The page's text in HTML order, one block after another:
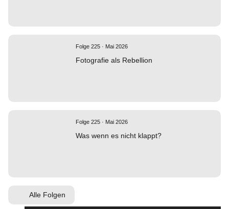
Folge 225 · Mai 2026
Fotografie als Rebellion
Folge 225 · Mai 2026
Was wenn es nicht klappt?
Alle Folgen